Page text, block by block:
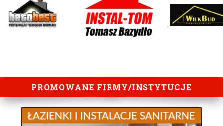
PROMOWANE FIRMY/INSTYTUCJE